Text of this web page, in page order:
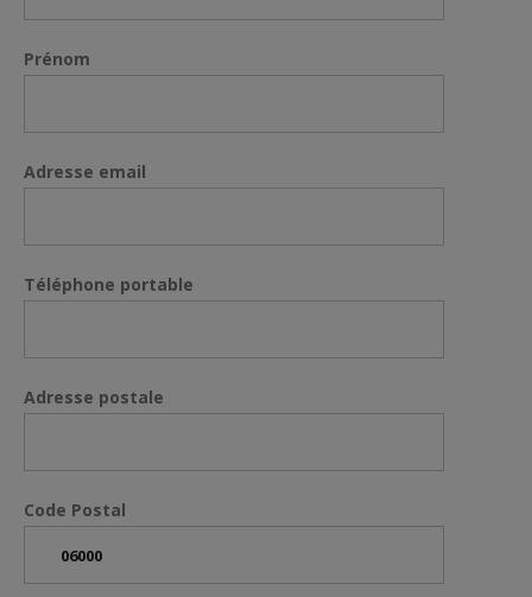
Prénom
Adresse email
Téléphone portable
Adresse postale
Code Postal